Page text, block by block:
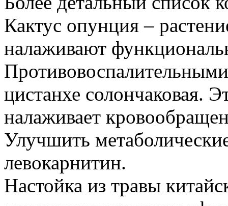
Кактус опунция –
налаживают
цистанхе солончаковая.
налаживает
Улучшить
левокарнитин.
Настойка из травы